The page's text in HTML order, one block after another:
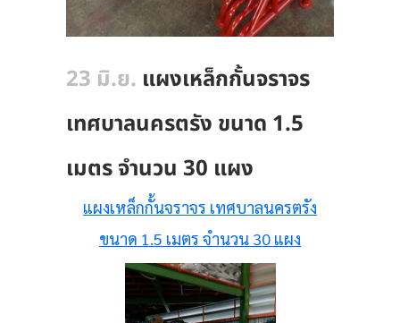
23 มิ.ย. แผงเหล็กกั้นจราจร
เทศบาลนครตรัง ขนาด 1.5
เมตร จำนวน 30 แผง
แผงเหล็กกั้นจราจร เทศบาลนครตรัง
ขนาด 1.5 เมตร จำนวน 30 แผง